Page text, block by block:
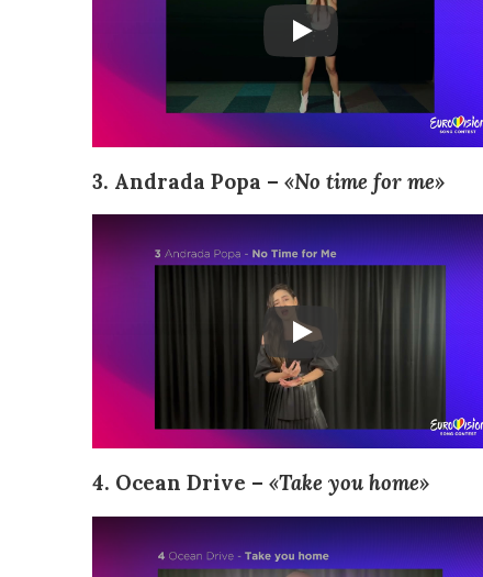
3. Andrada Popa – «No time for me»
4. Ocean Drive – «Take you home»